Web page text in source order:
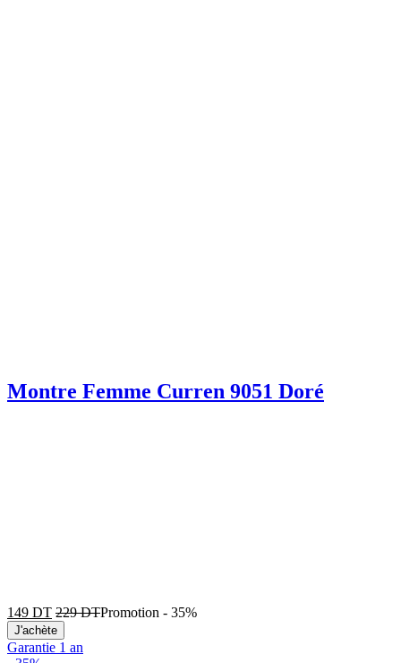
Montre Femme Curren 9051 Doré
149 DT 229DTPromotion - 35%
J'achète
Garantie 1 an